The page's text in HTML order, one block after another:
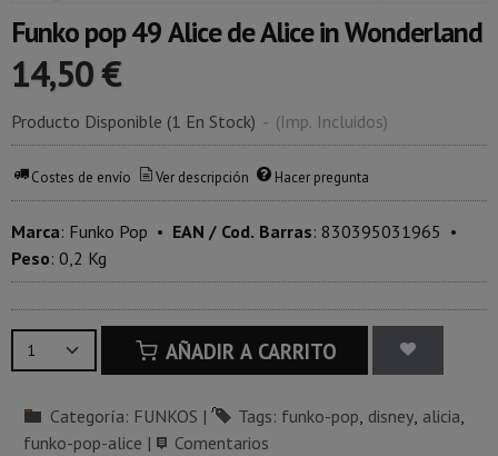
Funko pop 49 Alice de Alice in Wonderland
14,50 €
Producto Disponible (1 En Stock) - (Imp. Incluidos)
Costes de envío Ver descripción Hacer pregunta
Marca: Funko Pop • EAN / Cod. Barras: 830395031965 •
Peso: 0,2 Kg
AÑADIR A CARRITO
Categoría: FUNKOS | Tags: funko-pop disney alicia
funko-pop-alice | Comentarios